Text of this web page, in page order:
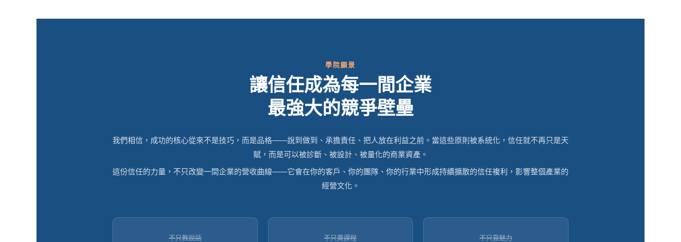
學院願景
讓信任成為每一間企業
最強大的競爭壁壘
我們相信，成功的核心從來不是技巧，而是品格——說到做到、承擔責任、把人放在利益之前。當這些原則被系統化，信任就不再只是天
賦，而是可以被診斷、被設計、被量化的商業資產。
這份信任的力量，不只改變一間企業的營收曲線——它會在你的客戶、你的團隊、你的行業中形成持續擴散的信任複利，影響整個產業的
經營文化。
不只教說話 不只賣課程 不只靠魅力